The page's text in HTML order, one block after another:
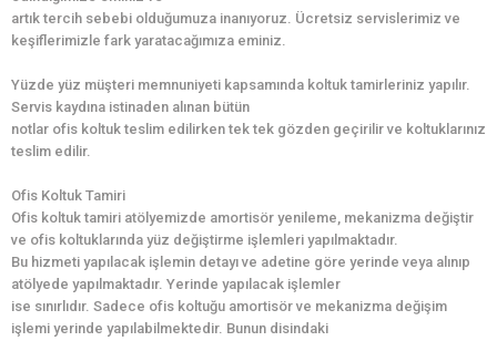
artık tercih sebebi olduğumuza inanıyoruz. Ücretsiz servislerimiz ve
keşiflerimizle fark yaratacağımıza eminiz.
Yüzde yüz müşteri memnuniyeti kapsamında koltuk tamirleriniz yapılır.
Servis kaydına istinaden alınan bütün
notlar ofis koltuk teslim edilirken tek tek gözden geçirilir ve koltuklarınız
teslim edilir.
Ofis Koltuk Tamiri
Ofis koltuk tamiri atölyemizde amortisör yenileme, mekanizma değiştir
ve ofis koltuklarında yüz değiştirme işlemleri yapılmaktadır.
Bu hizmeti yapılacak işlemin detayı ve adetine göre yerinde veya alınıp
atölyede yapılmaktadır. Yerinde yapılacak işlemler
ise sınırlıdır. Sadece ofis koltuğu amortisör ve mekanizma değişim
işlemi yerinde yapılabilmektedir. Bunun disindaki